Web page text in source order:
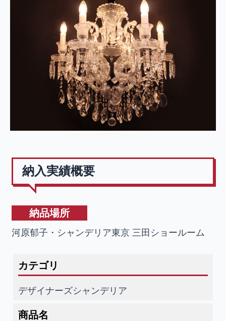
納入実績概要
納品場所
河原郁子・シャンデリア東京 三田ショールーム
カテゴリ
デザイナーズシャンデリア
商品名